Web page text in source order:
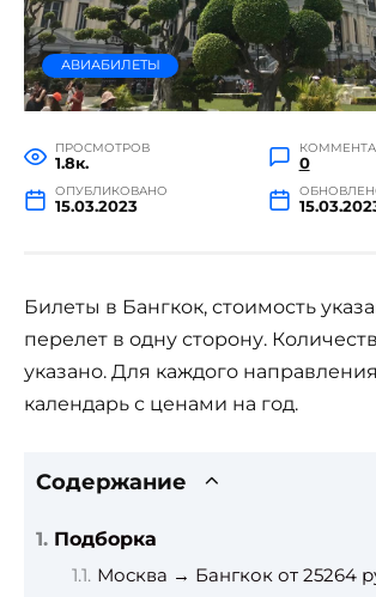
АВИАБИЛЕТЫ
ПРОСМОТРОВ
1.8к. 0
ОПУБЛИКОВАНО
15.03.2023
Билеты в Бангкок, стоимость
перелет в одну сторону.
указано. Для каждого
календарь с ценами на год.
Содержание
Подборка
Москва → Бангкок от 25264